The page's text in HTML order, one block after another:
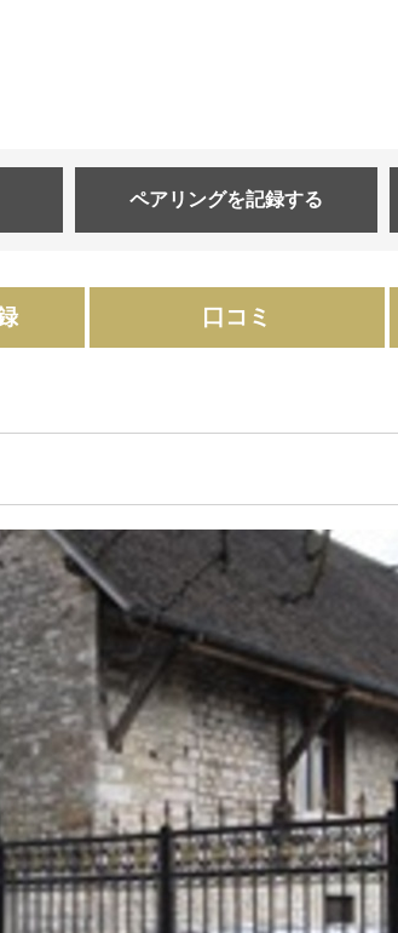
ペアリングを記録する
口コミ